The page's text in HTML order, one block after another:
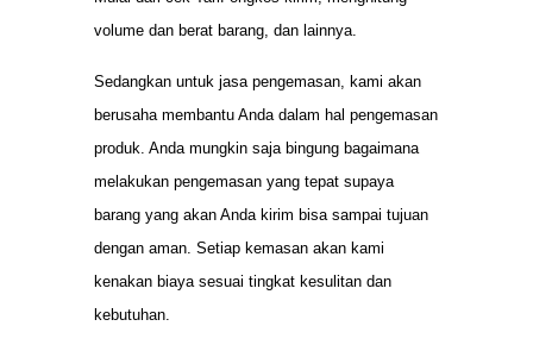
volume dan berat barang, dan lainnya.
Sedangkan untuk jasa pengemasan, kami akan
berusaha membantu Anda dalam hal pengemasan
produk. Anda mungkin saja bingung bagaimana
melakukan pengemasan yang tepat supaya
barang yang akan Anda kirim bisa sampai tujuan
dengan aman. Setiap kemasan akan kami
kenakan biaya sesuai tingkat kesulitan dan
kebutuhan.